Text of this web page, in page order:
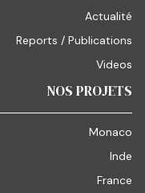
Actualité
Reports / Publications
Videos
NOS PROJETS
Monaco
Inde
France